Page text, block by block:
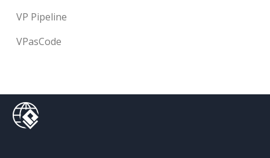
VP Pipeline
VPasCode